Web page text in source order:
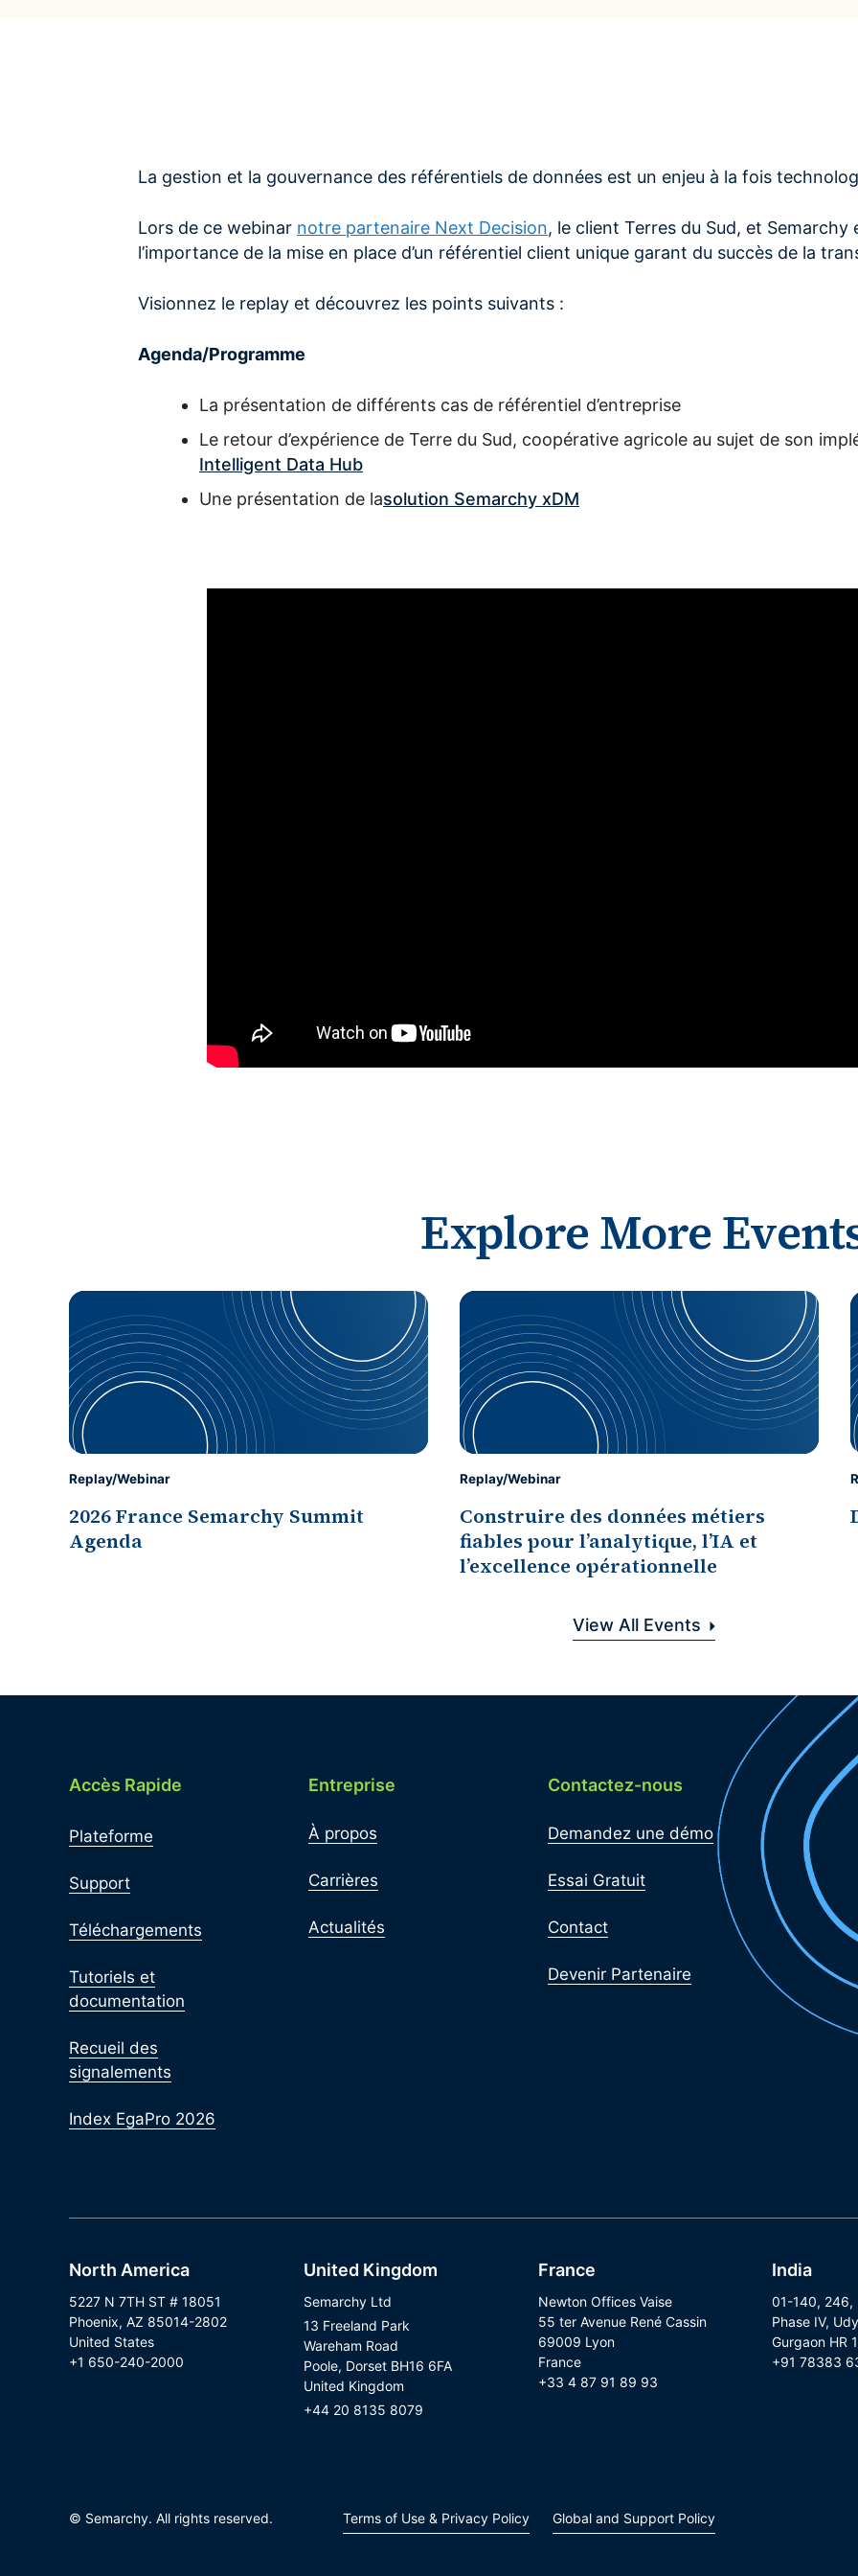
La gestion et la gouvernance des référentiels de données est un enjeu à la fois
Lors de ce webinar notre partenaire Next Decision, le client Terres du Sud, et
l’importance de la mise en place d’un référentiel client unique garant du succès de la
Visionnez le replay et découvrez les points suivants :
Agenda/Programme
La présentation de différents cas de référentiel d’entreprise
Le retour d’expérience de Terre du Sud, coopérative agricole au sujet de son
Intelligent Data Hub
Une présentation de lasolution Semarchy xDM
Explore More
Replay/Webinar
2026 France Semarchy Summit
Agenda
Replay/Webinar
Construire des données métiers
fiables pour l’analytique, l’IA et
l’excellence opérationnelle
View All Events
Accès Rapide
Plateforme
Support
Téléchargements
Tutoriels et
documentation
Recueil des
signalements
Index EgaPro 2026
Entreprise
À propos
Carrières
Actualités
Contactez-nous
Demandez une démo
Essai Gratuit
Contact
Devenir Partenaire
North America
5227 N 7TH ST # 18051
Phoenix, AZ 85014-2802
United States
+1 650-240-2000
United Kingdom
Semarchy Ltd
13 Freeland Park
Wareham Road
Poole, Dorset BH16 6FA
United Kingdom
+44 20 8135 8079
France
Newton Offices Vaise
55 ter Avenue René Cassin
69009 Lyon
France
+33 4 87 91 89 93
India
01-140, 246,
Phase IV,
Gurgaon HR
+91 78383
© Semarchy. All rights reserved. Terms of Use & Privacy Policy Global and Support Policy